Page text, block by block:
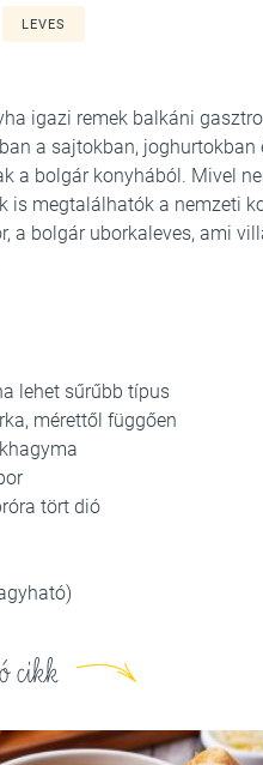
LEVES
igazi remek balkáni
a sajtokban, joghurtokban
a bolgár konyhából. Mivel
is megtalálhatók a nemzeti
a bolgár uborkaleves, ami
lehet sűrűbb típus
mérettől függően
tört dió
cikk